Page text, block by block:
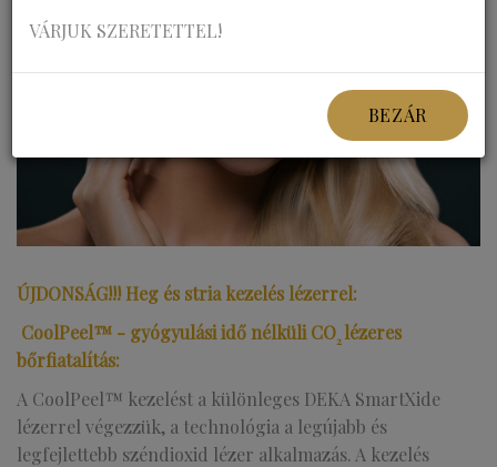
ÚJDONSÁG!!! Heg és stria kezelés lézerrel:
CoolPeel™ - gyógyulási idő nélküli CO2 lézeres
bőrfiatalítás:
A CoolPeel™ kezelést a különleges DEKA SmartXide
lézerrel végezzük, a technológia a legújabb és
legfejlettebb széndioxid lézer alkalmazás. A kezelés
VÁRJUK SZERETETTEL!
BEZÁR